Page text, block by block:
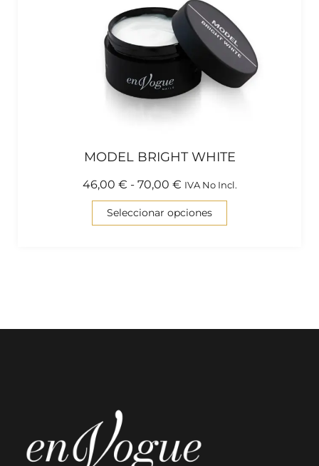
MODEL BRIGHT WHITE
46,00 € - 70,00 € IVA No Incl.
Seleccionar opciones